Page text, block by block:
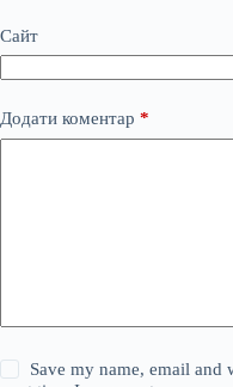
Сайт
Додати коментар *
Save my name, email and